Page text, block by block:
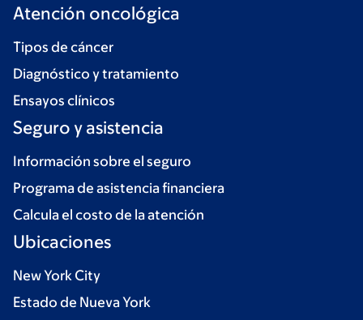
Atención oncológica
Tipos de cáncer
Diagnóstico y tratamiento
Ensayos clínicos
Seguro y asistencia
Información sobre el seguro
Programa de asistencia financiera
Calcula el costo de la atención
Ubicaciones
New York City
Estado de Nueva York